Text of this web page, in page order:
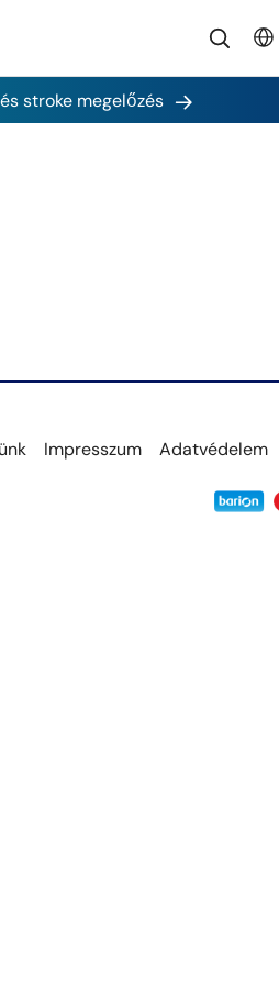
stroke megelőzés
Impresszum Adatvédelem